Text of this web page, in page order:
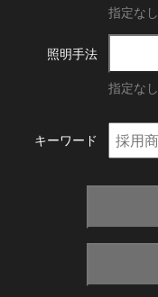
指定なし
照明手法
指定なし
キーワード